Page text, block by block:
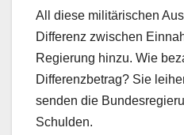
All diese militärischen
Differenz zwischen
Regierung hinzu. Wie
Differenzbetrag? Sie
senden die
Schulden.